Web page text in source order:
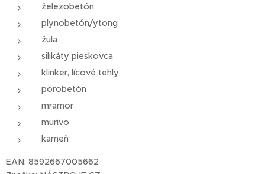
železobetón
plynobetón/ytong
žula
silikáty pieskovca
klinker, lícové tehly
porobetón
mramor
murivo
kameň
EAN: 8592667005662